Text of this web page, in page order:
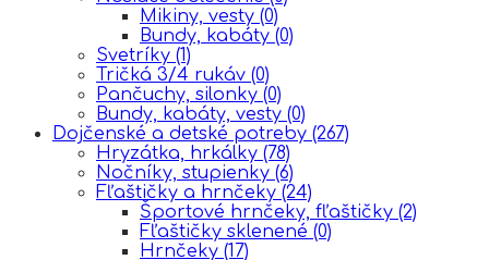
Mikiny, vesty (0)
Bundy, kabáty (0)
Svetríky (1)
Tričká 3/4 rukáv (0)
Pančuchy, silonky (0)
Bundy, kabáty, vesty (0)
Dojčenské a detské potreby (267)
Hryzátka, hrkálky (78)
Nočníky, stupienky (6)
Fľaštičky a hrnčeky (24)
Športové hrnčeky, fľaštičky (2)
Fľaštičky sklenené (0)
Hrnčeky (17)